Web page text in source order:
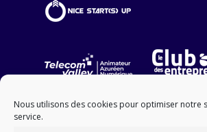
Nous utilisons des cookies pour optimiser notre
service.